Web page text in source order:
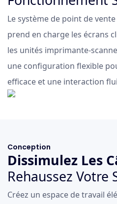
Le système de point de
prend en charge les écrans
les unités imprimante-
une configuration flexible
efficace et une interaction
Conception
Dissimulez Les
Rehaussez Votre
Créez un espace de travail